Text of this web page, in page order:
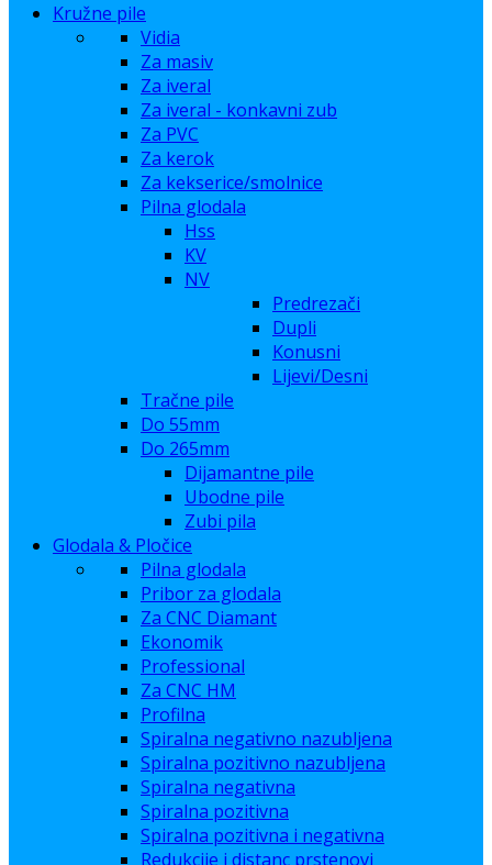
Kružne pile
Vidia
Za masiv
Za iveral
Za iveral - konkavni zub
Za PVC
Za kerok
Za kekserice/smolnice
Pilna glodala
Hss
KV
NV
Predrezači
Dupli
Konusni
Lijevi/Desni
Tračne pile
Do 55mm
Do 265mm
Dijamantne pile
Ubodne pile
Zubi pila
Glodala & Pločice
Pilna glodala
Pribor za glodala
Za CNC Diamant
Ekonomik
Professional
Za CNC HM
Profilna
Spiralna negativno nazubljena
Spiralna pozitivno nazubljena
Spiralna negativna
Spiralna pozitivna
Spiralna pozitivna i negativna
Redukcije i distanc prstenovi